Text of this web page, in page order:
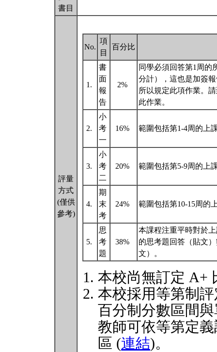
書目
評量
方式
(僅供
參考)
No.
項
目
百分比
1.
書
面
報
告
2%
同學必須回答第1周的
分計），這也是加簽
所以規定此項作業。請
此作業。
2.
小
考
一
16% 範圍包括第1-4周的上
3.
小
考
二
20% 範圍包括第5-9周的上
4.
期
末
考
24% 範圍包括第10-15周的
5.
思
考
題
38%
本課程注重平時對於
的思考題回答（貼文
文）。
本校尚無訂定 A+
本校採用等第制
百分制分數區間
教師可依等第定
區 (連結)。